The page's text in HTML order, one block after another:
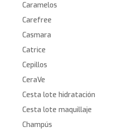
Caramelos
Carefree
Casmara
Catrice
Cepillos
CeraVe
Cesta lote hidratación
Cesta lote maquillaje
Champús